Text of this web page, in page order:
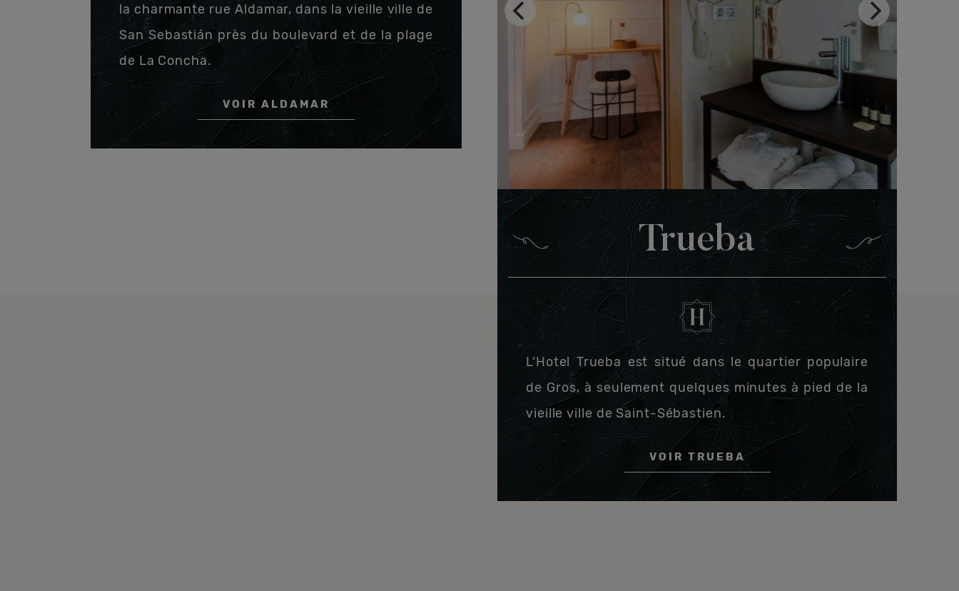
la charmante rue Aldamar, dans la vieille ville de
San Sebastián près du boulevard et de la plage
de La Concha.
VOIR ALDAMAR
Trueba
L’Hotel Trueba est situé dans le quartier populaire
de Gros, à seulement quelques minutes à pied de la
vieille ville de Saint-Sébastien.
VOIR TRUEBA